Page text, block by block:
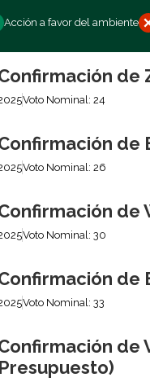
Acción a favor del ambiente
de
Voto Nominal: 24
de
Voto Nominal: 26
de
Voto Nominal: 30
de
Voto Nominal: 33
de
Presupuesto)